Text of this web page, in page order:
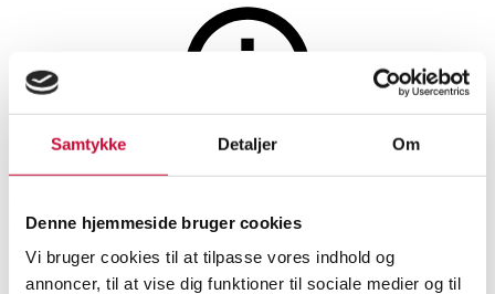
Samtykke Detaljer Om
Denne hjemmeside bruger cookies
Vi bruger cookies til at tilpasse vores indhold og
annoncer, til at vise dig funktioner til sociale medier og til
Auktionen er afsluttet
Hagstrøm. Knapharmonika,
model Minor.